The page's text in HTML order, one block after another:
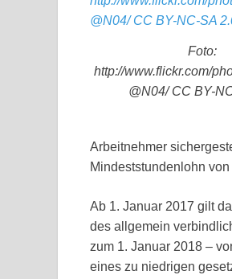
Foto:
http://www.flickr.com/
@N04/ CC BY-
Arbeitnehmer
Mindeststundenlohn
Ab 1. Januar 2017 gilt
des allgemein
zum 1. Januar 2018 –
eines zu niedrigen